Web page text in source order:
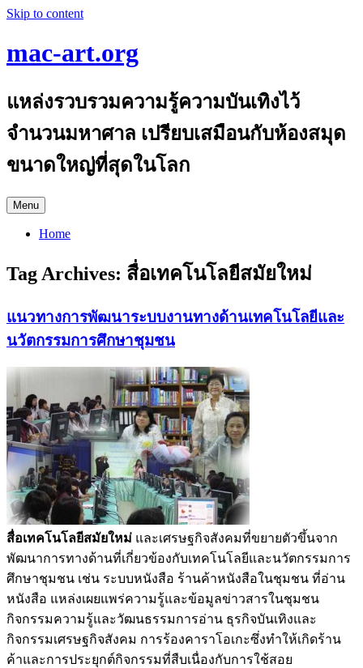
Skip to content
mac-art.org
แหล่งรวบรวมความรู้ความบันเทิงไว้
จำนวนมหาศาล เปรียบเสมือนกับห้องสมุด
ขนาดใหญ่ที่สุดในโลก
Menu
Home
Tag Archives: สื่อเทคโนโลยีสมัยใหม่
แนวทางการพัฒนาระบบงานทางด้านเทคโนโลยีและ
นวัตกรรมการศึกษาชุมชน
สื่อเทคโนโลยีสมัยใหม่ และเศรษฐกิจสังคมที่ขยายตัวขึ้นจาก
พัฒนาการทางด้านที่เกี่ยวข้องกับเทคโนโลยีและนวัตกรรมการ
ศึกษาชุมชน เช่น ระบบหนังสือ ร้านค้าหนังสือในชุมชน ที่อ่าน
หนังสือ แหล่งเผยแพร่ความรู้และข้อมูลข่าวสารในชุมชน
กิจกรรมความรู้และวัฒนธรรมการอ่าน ธุรกิจบันเทิงและ
กิจกรรมเศรษฐกิจสังคม การร้องคาราโอเกะซึ่งทำให้เกิดร้าน
ค้าและการประยุกต์กิจกรรมที่สืบเนื่องกับการใช้สอย